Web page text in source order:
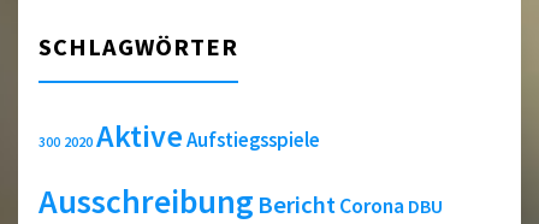
SCHLAGWÖRTER
300 2020 AktiveAufstiegsspiele
Ausschreibung BerichtCorona DBU